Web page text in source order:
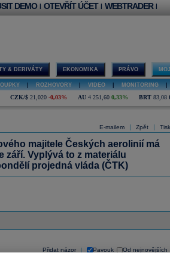
DEMO | OTEVŘÍT ÚČET | WEBTRADER |
& DERIVÁTY EKONOMIKA PRÁVO
ROZHOVORY VIDEO MONITORING
CZK/$ 21,020 -0,03% AU 4 251,60 0,33% BRT 83,08
E-mailem | Zpět | Tisk
majitele Českých aerolinií má
září. Vyplývá to z materiálu
projedná vláda (ČTK)
Přidat názor Pavouk Od nejnovějších